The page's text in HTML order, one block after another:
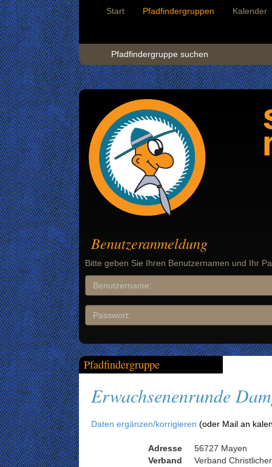
Start Pfadfindergruppen Kalender
Pfadfindergruppe suchen
Benutzeranmeldung
Bitte geben Sie Ihren Benutzernamen und Ihr
Pfadfindergruppe
Erwachsenenrunde
Daten ergänzen/korrigieren (oder Mail an
Adresse
56727 Mayen
Verband
Verband